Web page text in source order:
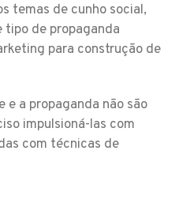
temas de cunho social,
tipo de propaganda
para construção de
e a propaganda não são
impulsioná-las com
com técnicas de